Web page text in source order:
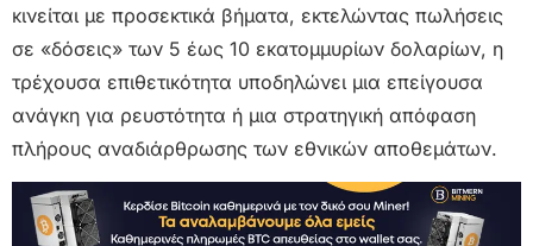
κινείται με προσεκτικά βήματα, εκτελώντας πωλήσεις
σε «δόσεις» των 5 έως 10 εκατομμυρίων δολαρίων, η
τρέχουσα επιθετικότητα υποδηλώνει μια επείγουσα
ανάγκη για ρευστότητα ή μια στρατηγική απόφαση
πλήρους αναδιάρθρωσης των εθνικών αποθεμάτων.